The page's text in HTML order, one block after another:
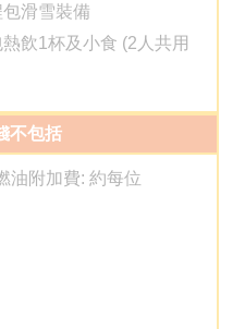
滑雪裝備
飲1杯及小食 (2人共用
不包括
油附加費: 約每位